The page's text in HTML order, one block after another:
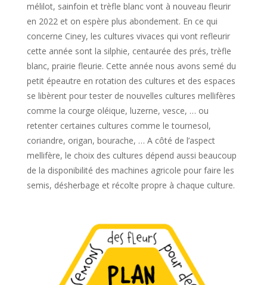
mélilot, sainfoin et trèfle blanc vont à nouveau fleurir
en 2022 et on espère plus abondement. En ce qui
concerne Ciney, les cultures vivaces qui vont refleurir
cette année sont la silphie, centaurée des prés, trèfle
blanc, prairie fleurie. Cette année nous avons semé du
petit épeautre en rotation des cultures et des espaces
se libèrent pour tester de nouvelles cultures mellifères
comme la courge oléique, luzerne, vesce, … ou
retenter certaines cultures comme le tournesol,
coriandre, origan, bourache, … A côté de l’aspect
mellifère, le choix des cultures dépend aussi beaucoup
de la disponibilité des machines agricole pour faire les
semis, désherbage et récolte propre à chaque culture.